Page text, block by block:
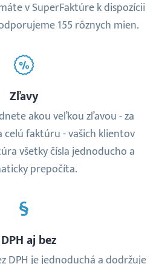
v SuperFaktúre k dispozícii
155 rôznych mien.
Zľavy
akou veľkou zľavou - za
celú faktúru - vašich klientov
všetky čísla jednoducho a
prepočíta.
aj bez
DPH je jednoduchá a dodržuje